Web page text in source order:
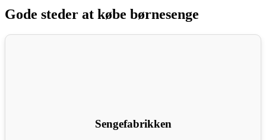
Gode steder at købe børnesenge
Sengefabrikken